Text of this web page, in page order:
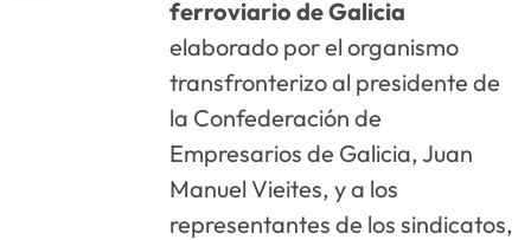
ferroviario de Galicia
elaborado por el organismo
transfronterizo al presidente de
la Confederación de
Empresarios de Galicia, Juan
Manuel Vieites, y a los
representantes de los sindicatos,